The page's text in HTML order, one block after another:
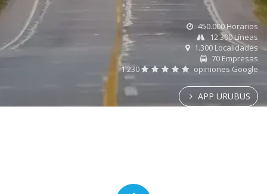
450.000 Horarios
12.300 Líneas
1.300 Localidades
70 Empresas
1.230
opiniones Google
APP URUBUS